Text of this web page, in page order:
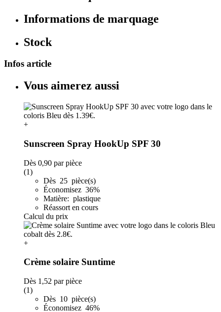
Informations de marquage
Stock
Infos article
Vous aimerez aussi
+
Sunscreen Spray HookUp SPF 30
Dès 0,90 par pièce
(1)
Dès 25 pièce(s)
Économisez 36%
Matière: plastique
Réassort en cours
Calcul du prix
+
Crème solaire Suntime
Dès 1,52 par pièce
(1)
Dès 10 pièce(s)
Économisez 46%